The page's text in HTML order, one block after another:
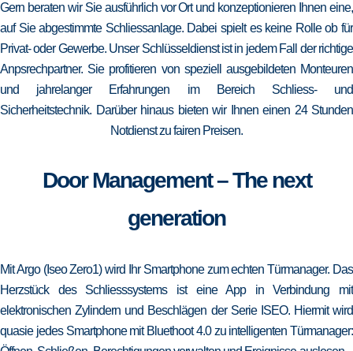
Gern beraten wir Sie ausführlich vor Ort und konzeptionieren Ihnen eine,
auf Sie abgestimmte Schliessanlage. Dabei spielt es keine Rolle ob für
Privat- oder Gewerbe. Unser Schlüsseldienst ist in jedem Fall der richtige
Anpsrechpartner. Sie profitieren von speziell ausgebildeten Monteuren
und jahrelanger Erfahrungen im Bereich Schliess- und
Sicherheitstechnik. Darüber hinaus bieten wir Ihnen einen 24 Stunden
Notdienst zu fairen Preisen.
Door Management – The next
generation
Mit Argo (Iseo Zero1) wird Ihr Smartphone zum echten Türmanager. Das
Herzstück des Schliesssystems ist eine App in Verbindung mit
elektronischen Zylindern und Beschlägen der Serie ISEO. Hiermit wird
quasie jedes Smartphone mit Bluethoot 4.0 zu intelligenten Türmanager: